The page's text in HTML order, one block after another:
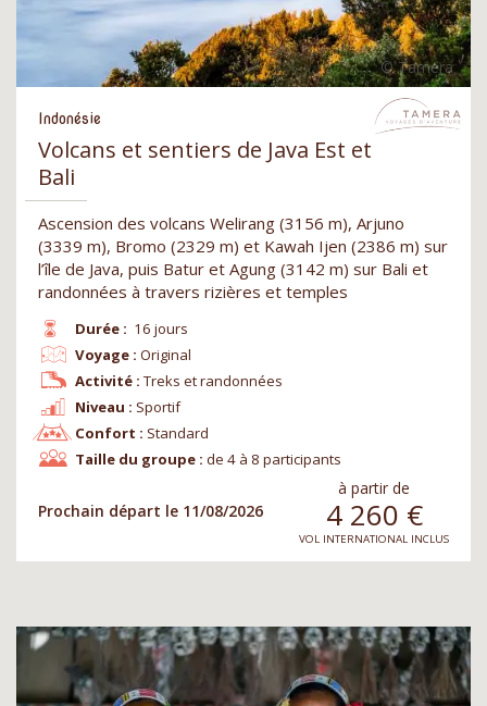
Indonésie
Volcans et sentiers de Java Est et
Bali
Ascension des volcans Welirang (3156 m), Arjuno
(3339 m), Bromo (2329 m) et Kawah Ijen (2386 m) sur
l’île de Java, puis Batur et Agung (3142 m) sur Bali et
randonnées à travers rizières et temples
Durée : 16 jours
Niveau : Sportif
Voyage : Original
Confort : Standard
Activité : Treks et randonnées
Taille du groupe : de 4 à 8 participants
Prochain départ le 11/08/2026
à partir de
4 260 €
VOL INTERNATIONAL INCLUS